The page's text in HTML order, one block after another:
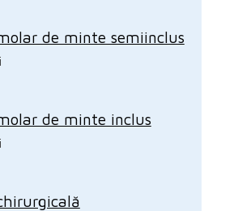
de minte semiinclus
de minte inclus